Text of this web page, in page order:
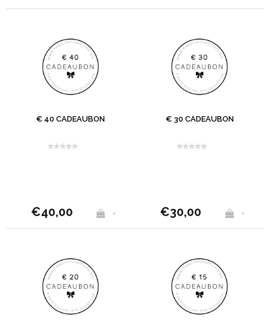
€ 40 CADEAUBON
€40,00 +
€ 30 CADEAUBON
€30,00 +